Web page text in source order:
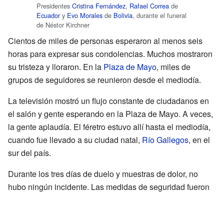
Presidentes Cristina Fernández, Rafael Correa de
Ecuadory Evo Morales de Bolivia, durante el funeral
de Néstor Kirchner
Cientos de miles de personas esperaron al menos seis
horas para expresar sus condolencias. Muchos mostraron
su tristeza y lloraron. En la Plaza de Mayo, miles de
grupos de seguidores se reunieron desde el mediodía.
La televisión mostró un flujo constante de ciudadanos en
el salón y gente esperando en la Plaza de Mayo. A veces,
la gente aplaudía. El féretro estuvo allí hasta el mediodía,
cuando fue llevado a su ciudad natal, Río Gallegos, en el
sur del país.
Durante los tres días de duelo y muestras de dolor, no
hubo ningún incidente. Las medidas de seguridad fueron